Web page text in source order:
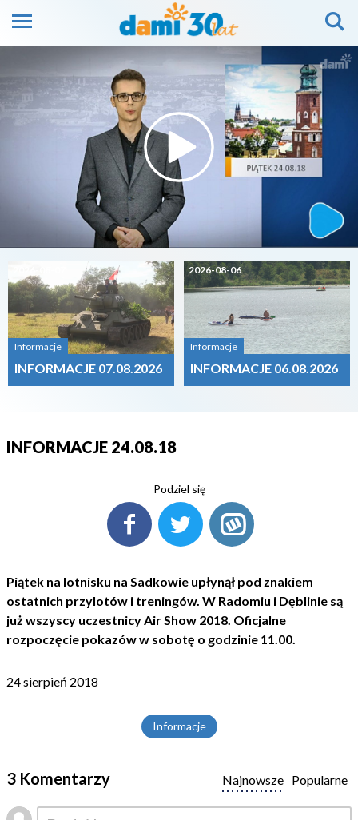
Informacje
INFORMACJE 07.08.2026
2026-08-06
Informacje
INFORMACJE 06.08.2026
INFORMACJE 24.08.18
Podziel się
Piątek na lotnisku na Sadkowie upłynął pod znakiem
ostatnich przylotów i treningów. W Radomiu i Dęblinie są
już wszyscy uczestnicy Air Show 2018. Oficjalne
rozpoczęcie pokazów w sobotę o godzinie 11.00.
24 sierpień 2018
Informacje
3 Komentarzy Popularne
Najnowsze